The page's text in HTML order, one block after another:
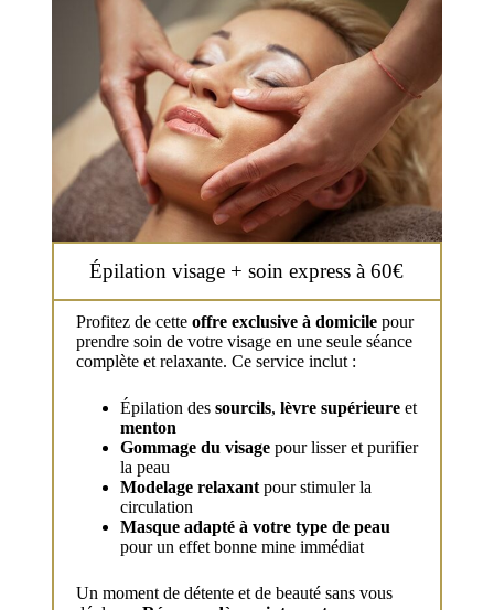
Épilation visage + soin express à 60€
Profitez de cette offre exclusive à domicilepour
prendre soin de votre visage en une seule séance
complète et relaxante. Ce service inclut :
Épilation des sourcils, lèvre supérieureet
menton
Gommage du visagepour lisser et purifier
la peau
Modelage relaxantpour stimuler la
circulation
Masque adapté à votre type de peau
pour un effet bonne mine immédiat
Un moment de détente et de beauté sans vous